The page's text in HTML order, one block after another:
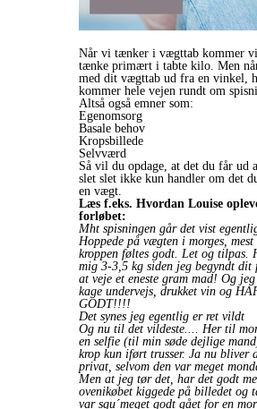
Når vi tænker i vægttab kommer
tænke primært i tabte kilo. Men
med dit vægttab ud fra en vinkel,
kommer hele vejen rundt om
Altså også emner som:
Egenomsorg
Basale behov
Kropsbillede
Selvværd
Så vil du opdage, at det du får ud
slet slet ikke kun handler om det
en vægt.
Læs f.eks. Hvordan Louise
forløbet:
Mht spisningen går det vist
Hoppede på vægten i morges,
kroppen føltes godt. Let og tilpas.
mig 3-3,5 kg siden jeg begyndt dit
at veje et eneste gram mad! Og
kage undervejs, drukket vin og
GODT!!!!
Det synes jeg egentlig er ret vildt
Og nu til det vildeste.... Her til
en selfie (til min søde dejlige
krop kun iført trusser. Ja nu bliver
privat, selvom den var meget
Men at jeg tør det, har det godt
ovenikøbet kiggede på billedet og
var sgu´meget godt gået for en